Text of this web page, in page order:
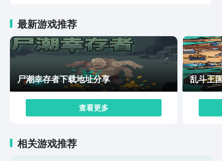
的所有陷阱。上面这些内容介绍就是本次给大家专门带来
的，闪之轨迹北方战役下载最新途径介绍的全部了，在游
戏当中，也有很多的放置类玩法可供玩家获取资源，希望
看完这次内容的小伙伴们，能进到游戏内实际的体验一下
北方战役的旅途哟~
最新游戏推荐
尸潮幸存者下载地址分享
查看更多
乱斗王
相关游戏推荐